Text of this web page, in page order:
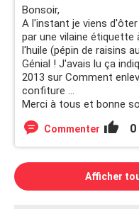
Bonsoir,
A l'instant je viens d'ôter
par une vilaine étiquette
l'huile (pépin de raisins
Génial ! J'avais lu ça
2013 sur Comment
confiture ...
Merci à tous et bonne
Commenter 0
Afficher